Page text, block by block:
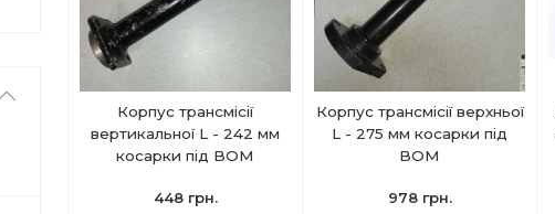
Корпус трансмісії
вертикальної L - 242 мм
косарки під ВОМ
448 грн.
Корпус трансмісії верхньої
L - 275 мм косарки під
ВОМ
978 грн.